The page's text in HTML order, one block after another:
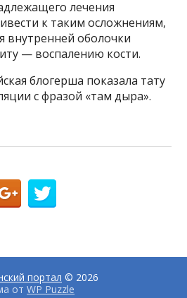
лечения
к таким осложнениям,
внутренней оболочки
— воспалению кости.
блогерша показала тату
с фразой «там дыра».
портал © 2026
от WP Puzzle